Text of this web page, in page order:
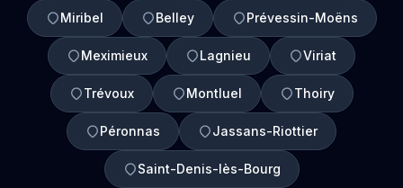
Miribel Belley Prévessin-Moëns
Meximieux Lagnieu Viriat
Trévoux Montluel Thoiry
Péronnas Jassans-Riottier
Saint-Denis-lès-Bourg